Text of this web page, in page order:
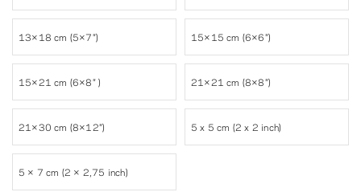
13×18 cm (5×7″) 15×15 cm (6×6″)
15×21 cm (6×8″ ) 21×21 cm (8×8″)
21×30 cm (8×12″) 5 x 5 cm (2 x 2 inch)
5 × 7 cm (2 × 2,75 inch)